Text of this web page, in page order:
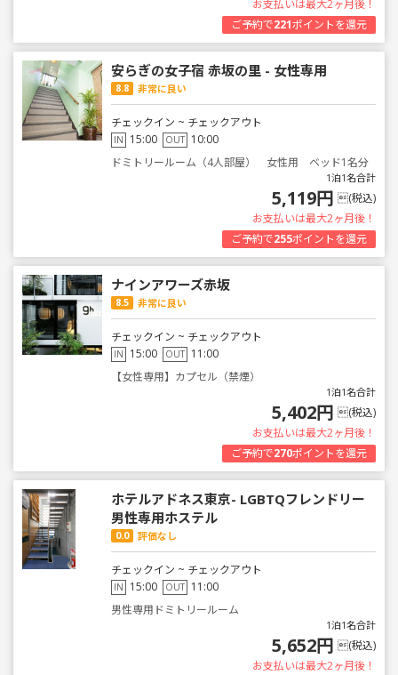
お支払いは最大2ヶ月後！
ご予約で221ポイントを還元
安らぎの女子宿 赤坂の里 - 女性専用
8.8 非常に良い
チェックイン ~ チェックアウト
IN 15:00 OUT 10:00
ドミトリールーム（4人部屋） 女性用 ベッド1名分
1泊1名合計
5,119円 (税込)
お支払いは最大2ヶ月後！
ご予約で255ポイントを還元
ナインアワーズ赤坂
8.5 非常に良い
チェックイン ~ チェックアウト
IN 15:00 OUT 11:00
【女性専用】カプセル（禁煙）
1泊1名合計
5,402円 (税込)
お支払いは最大2ヶ月後！
ご予約で270ポイントを還元
ホテルアドネス東京- LGBTQフレンドリー
男性専用ホステル
0.0 評価なし
チェックイン ~ チェックアウト
IN 15:00 OUT 11:00
男性専用ドミトリールーム
1泊1名合計
5,652円 (税込)
お支払いは最大2ヶ月後！